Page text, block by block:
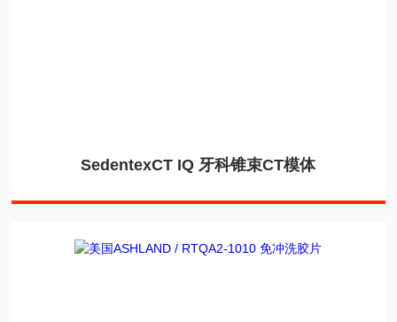
SedentexCT IQ 牙科锥束CT模体